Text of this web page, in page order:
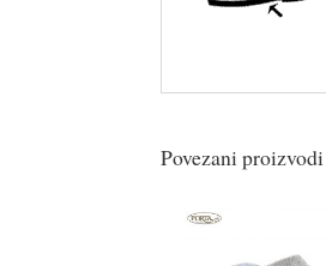
Povezani proizvodi